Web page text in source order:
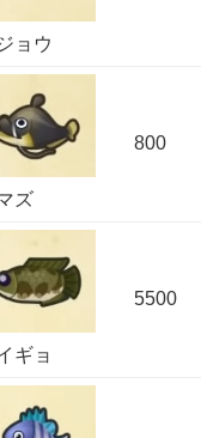
ョウ
ズ
800
ギョ
5500